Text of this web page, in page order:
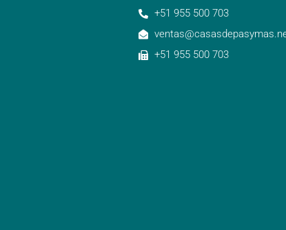
+51 955 500 703
+51 955 500 703